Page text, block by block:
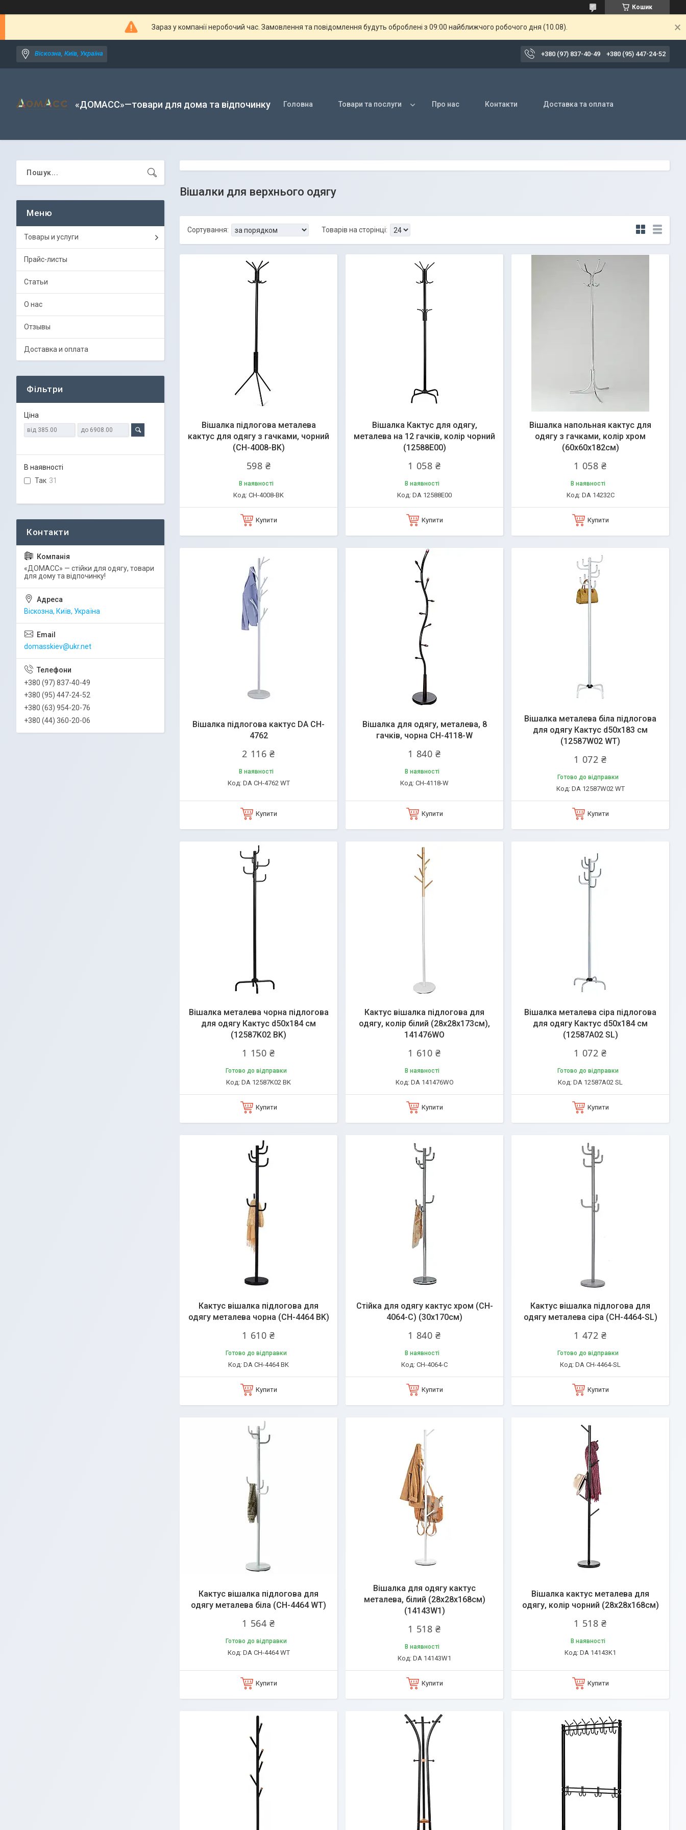
Кошик
Зараз у компанії неробочий час. Замовлення та повідомлення будуть оброблені з 09:00 найближчого робочого дня (10.08).
Віскозна, Київ, Україна +380 (97) 837-40-49 +380 (95) 447-24-52
«ДОМАСС»—товари для дома та відпочинку Головна Товари та послуги Про нас Контакти Доставка та оплата
Вішалки для верхнього одягу
Вішалка підлогова металева
кактус для одягу з гачками, чорний
(CH-4008-BK)
598 ₴
В наявності
CH-4008-BK
Купити
Вішалка Кактус для одягу,
металева на 12 гачків, колір чорний
(12588E00)
1 058 ₴
В наявності
DA 12588E00
Купити
Вішалка напольная кактус для
одягу з гачками, колір хром
(60x60x182см)
1 058 ₴
В наявності
DA 14232C
Купити
Вішалка підлогова кактус DA CH-
4762
2 116 ₴
В наявності
DA CH-4762 WT
Купити
Вішалка для одягу, металева, 8
гачків, чорна CH-4118-W
1 840 ₴
В наявності
CH-4118-W
Купити
Вішалка металева біла підлогова
для одягу Кактус d50х183 см
(12587W02 WT)
1 072 ₴
Готово до відправки
DA 12587W02 WT
Купити
Вішалка металева чорна підлогова
для одягу Кактус d50х184 см
(12587K02 BK)
1 150 ₴
Готово до відправки
DA 12587K02 BK
Купити
Кактус вішалка підлогова для
одягу, колір білий (28х28х173см),
141476WO
1 610 ₴
В наявності
DA 141476WO
Купити
Вішалка металева сіра підлогова
для одягу Кактус d50х184 см
(12587A02 SL)
1 072 ₴
Готово до відправки
DA 12587A02 SL
Купити
Кактус вішалка підлогова для
одягу металева чорна (CH-4464 BK)
1 610 ₴
Готово до відправки
DA CH-4464 BK
Купити
Стійка для одягу кактус хром (CH-
4064-C) (30х170см)
1 840 ₴
В наявності
CH-4064-C
Купити
Кактус вішалка підлогова для
одягу металева сіра (CH-4464-SL)
1 472 ₴
Готово до відправки
DA CH-4464-SL
Купити
Кактус вішалка підлогова для
одягу металева біла (CH-4464 WT)
1 564 ₴
Готово до відправки
DA CH-4464 WT
Купити
Вішалка для одягу кактус
металева, білий (28х28х168см)
(14143W1)
1 518 ₴
В наявності
DA 14143W1
Купити
Вішалка кактус металева для
одягу, колір чорний (28х28х168см)
1 518 ₴
В наявності
DA 14143K1
Купити
Товары и услуги
Прайс-листы
Статьи
О нас
Отзывы
Доставка и оплата
Фільтри
Ціна
В наявності
Так 31
«ДОМАСС» — стійки для одягу, товари
для дому та відпочинку!
Віскозна, Київ, Україна
domasskiev@ukr.net
+380 (97) 837-40-49
+380 (95) 447-24-52
+380 (63) 954-20-76
+380 (44) 360-20-06